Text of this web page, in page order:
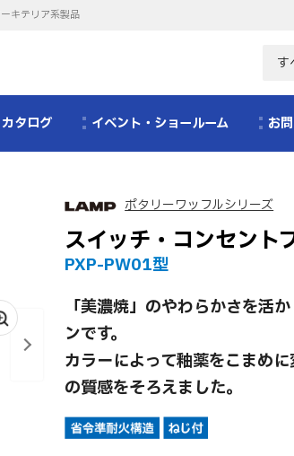
キテリア系製品
す
カタログ イベント・ショールーム お
ポタリーワッフルシリーズ
スイッチ・コンセント
PXP-PW01型
「美濃焼」のやわらかさを活
ンです。
カラーによって釉薬をこまめ
の質感をそろえました。